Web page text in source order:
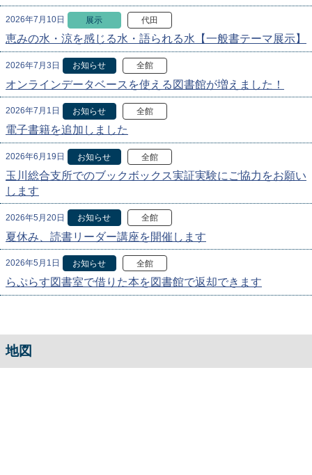
2026年7月10日 展示 代田
恵みの水・涼を感じる水・語られる水【一般書テーマ展示】
2026年7月3日 お知らせ 全館
オンラインデータベースを使える図書館が増えました！
2026年7月1日 お知らせ 全館
電子書籍を追加しました
2026年6月19日 お知らせ 全館
玉川総合支所でのブックボックス実証実験にご協力をお願い
します
2026年5月20日 お知らせ 全館
夏休み、読書リーダー講座を開催します
2026年5月1日 お知らせ 全館
らぷらす図書室で借りた本を図書館で返却できます
地図